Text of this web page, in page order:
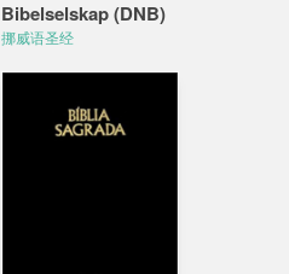
Bibelselskap (DNB)
挪威语圣经